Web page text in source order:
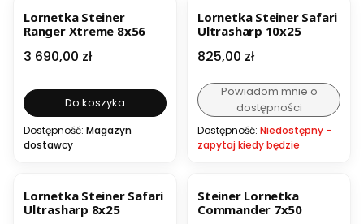
Lornetka Steiner
Ranger Xtreme 8x56
Cena
3 690,00 zł
Do koszyka
Dostępność: Magazyn
dostawcy
Lornetka Steiner Safari
Ultrasharp 10x25
Cena
825,00 zł
Powiadom mnie o
dostępności
Dostępność: Niedostępny -
zapytaj kiedy będzie
Lornetka Steiner Safari
Ultrasharp 8x25
Steiner Lornetka
Commander 7x50